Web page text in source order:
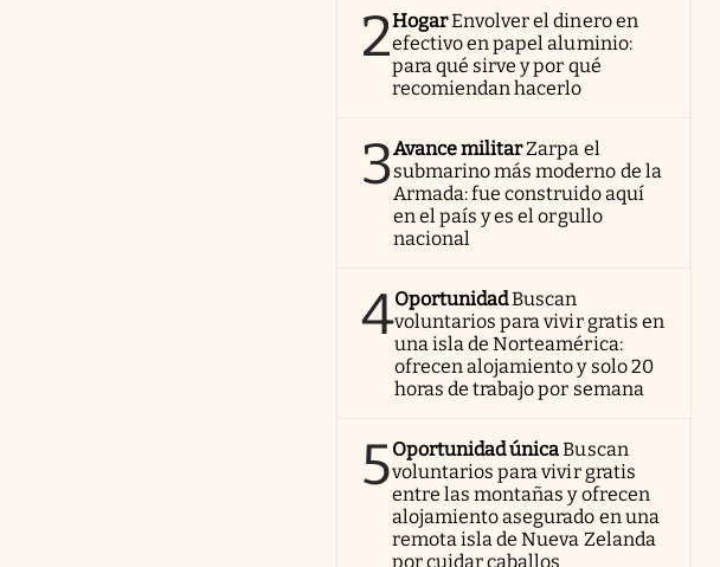
2HogarEnvolver el dinero en
efectivo en papel aluminio:
para qué sirve y por qué
recomiendan hacerlo
3Avance militarZarpa el
submarino más moderno de la
Armada: fue construido aquí
en el país y es el orgullo
nacional
4OportunidadBuscan
voluntarios para vivir gratis en
una isla de Norteamérica:
ofrecen alojamiento y solo 20
horas de trabajo por semana
5Oportunidad únicaBuscan
voluntarios para vivir gratis
entre las montañas y ofrecen
alojamiento asegurado en una
remota isla de Nueva Zelanda
por cuidar caballos